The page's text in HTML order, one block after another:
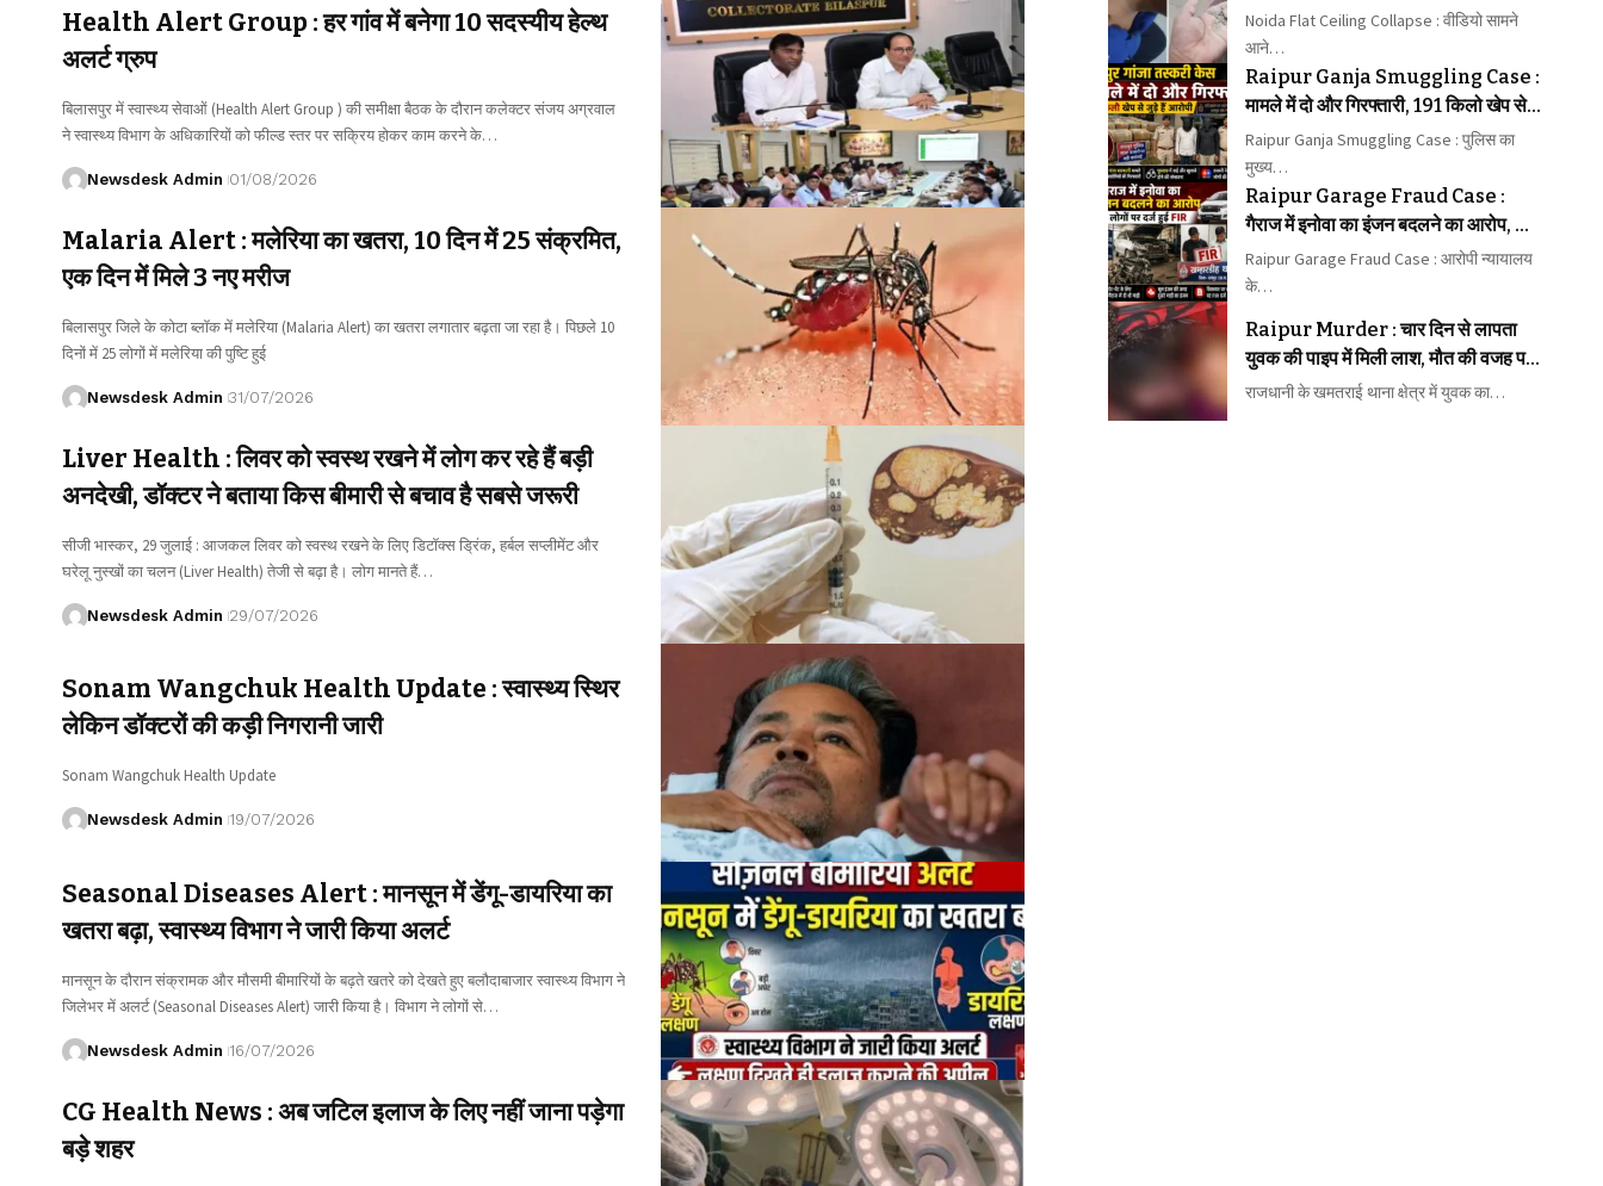
Health Alert Group : हर गांव में बनेगा 10 सदस्यीय हेल्थ
अलर्ट ग्रुप
बिलासपुर में स्वास्थ्य सेवाओं (Health Alert Group ) की समीक्षा बैठक के दौरान कलेक्टर संजय अग्रवाल
ने स्वास्थ्य विभाग के अधिकारियों को फील्ड स्तर पर सक्रिय होकर काम करने के…
Newsdesk Admin 01/08/2026
Malaria Alert : मलेरिया का खतरा, 10 दिन में 25 संक्रमित,
एक दिन में मिले 3 नए मरीज
बिलासपुर जिले के कोटा ब्लॉक में मलेरिया (Malaria Alert) का खतरा लगातार बढ़ता जा रहा है। पिछले 10
दिनों में 25 लोगों में मलेरिया की पुष्टि हुई
Newsdesk Admin 31/07/2026
Liver Health : लिवर को स्वस्थ रखने में लोग कर रहे हैं बड़ी
अनदेखी, डॉक्टर ने बताया किस बीमारी से बचाव है सबसे जरूरी
सीजी भास्कर, 29 जुलाई : आजकल लिवर को स्वस्थ रखने के लिए डिटॉक्स ड्रिंक, हर्बल सप्लीमेंट और
घरेलू नुस्खों का चलन (Liver Health) तेजी से बढ़ा है। लोग मानते हैं…
Newsdesk Admin 29/07/2026
Sonam Wangchuk Health Update : स्वास्थ्य स्थिर
लेकिन डॉक्टरों की कड़ी निगरानी जारी
Sonam Wangchuk Health Update
Newsdesk Admin 19/07/2026
Seasonal Diseases Alert : मानसून में डेंगू-डायरिया का
खतरा बढ़ा, स्वास्थ्य विभाग ने जारी किया अलर्ट
मानसून के दौरान संक्रामक और मौसमी बीमारियों के बढ़ते खतरे को देखते हुए बलौदाबाजार स्वास्थ्य विभाग ने
जिलेभर में अलर्ट (Seasonal Diseases Alert) जारी किया है। विभाग ने लोगों से…
Newsdesk Admin 16/07/2026
CG Health News : अब जटिल इलाज के लिए नहीं जाना पड़ेगा
बड़े शहर
बचा बच्चा; VIDEO वायरल
Noida Flat Ceiling Collapse : वीडियो सामने
आने…
Raipur Ganja Smuggling Case :
मामले में दो और गिरफ्तारी, 191 किलो खेप से
जुड़े हैं आरोपी
Raipur Ganja Smuggling Case : पुलिस का
मुख्य…
Raipur Garage Fraud Case :
गैराज में इनोवा का इंजन बदलने का आरोप, दो
लोगों पर दर्ज हुई FIR
Raipur Garage Fraud Case : आरोपी न्यायालय
के…
Raipur Murder : चार दिन से लापता
युवक की पाइप में मिली लाश, मौत की वजह पर
पुलिस की जांच तेज
राजधानी के खमतराई थाना क्षेत्र में युवक का…